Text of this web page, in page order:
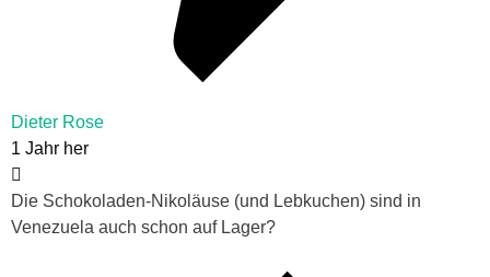
Dieter Rose
1 Jahr her
Die Schokoladen-Nikoläuse (und Lebkuchen) sind in
Venezuela auch schon auf Lager?